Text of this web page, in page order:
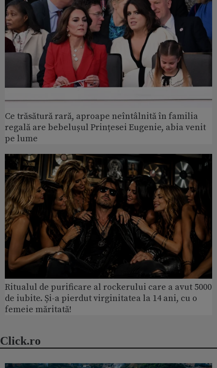
Ce trăsătură rară, aproape neîntâlnită în familia
regală are bebelușul Prințesei Eugenie, abia venit
pe lume
Ritualul de purificare al rockerului care a avut 5000
de iubite. Și-a pierdut virginitatea la 14 ani, cu o
femeie măritată!
Click.ro